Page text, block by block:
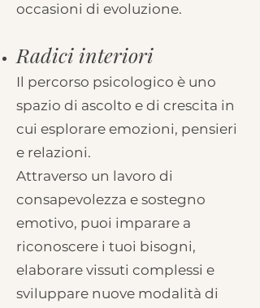
occasioni di evoluzione.
Radici interiori
Il percorso psicologico è uno
spazio di ascolto e di crescita in
cui esplorare emozioni, pensieri
e relazioni.
Attraverso un lavoro di
consapevolezza e sostegno
emotivo, puoi imparare a
riconoscere i tuoi bisogni,
elaborare vissuti complessi e
sviluppare nuove modalità di